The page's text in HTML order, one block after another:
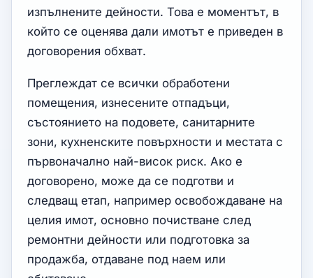
изпълнените дейности. Това е моментът, в
който се оценява дали имотът е приведен в
договорения обхват.
Преглеждат се всички обработени
помещения, изнесените отпадъци,
състоянието на подовете, санитарните
зони, кухненските повърхности и местата с
първоначално най-висок риск. Ако е
договорено, може да се подготви и
следващ етап, например освобождаване на
целия имот, основно почистване след
ремонтни дейности или подготовка за
продажба, отдаване под наем или